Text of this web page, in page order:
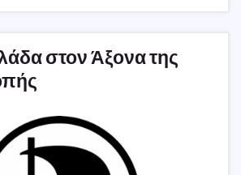
στον Άξονα της